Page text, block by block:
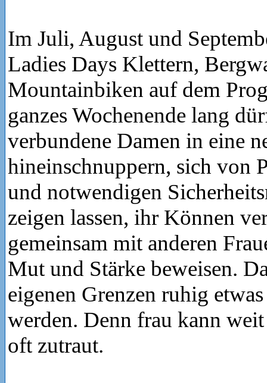
Im Juli, August und
Ladies Days Klettern,
Mountainbiken auf dem
ganzes Wochenende lang
verbundene Damen in eine
hineinschnuppern, sich von
und notwendigen
zeigen lassen, ihr Können
gemeinsam mit anderen
Mut und Stärke beweisen.
eigenen Grenzen ruhig
werden. Denn frau kann
oft zutraut.